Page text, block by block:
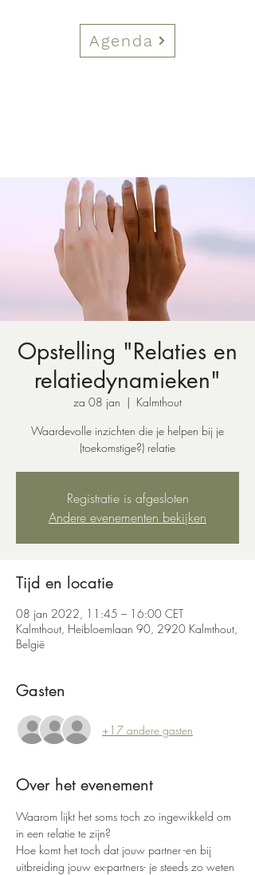
Agenda
Opstelling "Relaties en
relatiedynamieken"
za 08 jan
  |
Kalmthout
Waardevolle inzichten die je helpen bij je
(toekomstige?) relatie
Registratie is afgesloten
Andere evenementen bekijken
Tijd en locatie
08 jan 2022, 11:45 – 16:00 CET
Kalmthout, Heibloemlaan 90, 2920 Kalmthout,
België
Gasten
+17 andere gasten
Over het evenement
Waarom lijkt het soms toch zo ingewikkeld om
in een relatie te zijn?
Hoe komt het toch dat jouw partner -en bij
uitbreiding jouw ex-partners- je steeds zo weten